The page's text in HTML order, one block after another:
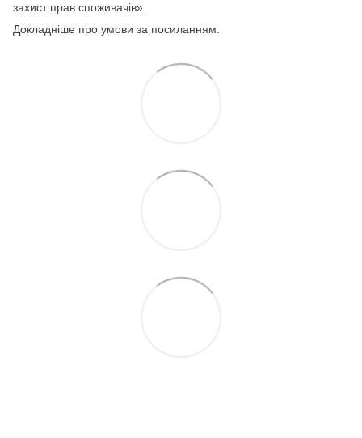
захист прав споживачів».
Докладніше про умови за посиланням